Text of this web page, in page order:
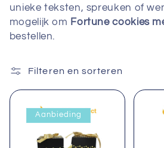
c
t
e
unieke teksten, spreuken of
mogelijk om Fortune cookies
bestellen.
Filteren en sorteren
Aanbieding